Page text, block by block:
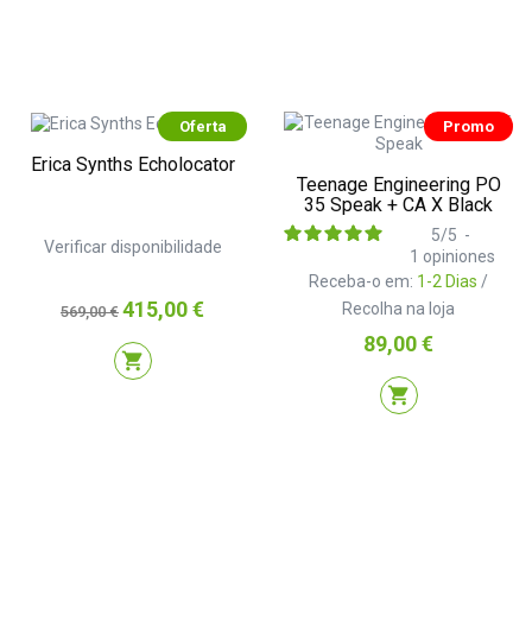
Oferta
Erica Synths Echolocator
Verificar disponibilidade
Preço
normal
569,00 € Preço
415,00 €
shopping_cart
Promo
Teenage Engineering PO
35 Speak + CA X Black
Receba-o em: 1-2 Dias /
Recolha na loja
5/5 -
1 opiniones
Preço
89,00 €
shopping_cart